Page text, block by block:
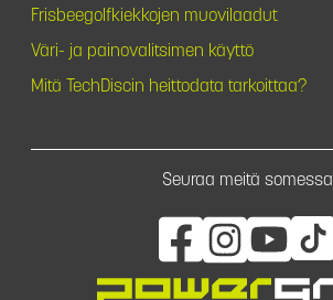
Frisbeegolfkiekkojen muovilaadut
Väri- ja painovalitsimen käyttö
Mitä TechDiscin heittodata tarkoittaa?
Seuraa meitä somessa